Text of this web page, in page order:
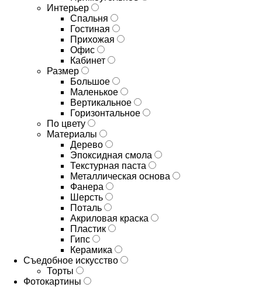
Интерьер
Спальня
Гостиная
Прихожая
Офис
Кабинет
Размер
Большое
Маленькое
Вертикальное
Горизонтальное
По цвету
Материалы
Дерево
Эпоксидная смола
Текстурная паста
Металлическая основа
Фанера
Шерсть
Поталь
Акриловая краска
Пластик
Гипс
Керамика
Съедобное искусство
Торты
Фотокартины